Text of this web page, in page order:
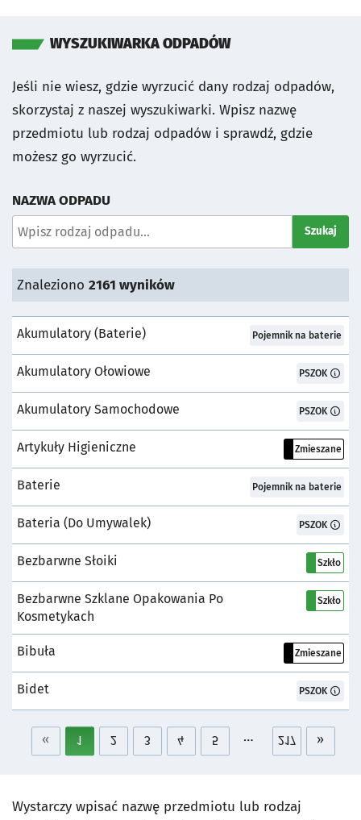
WYSZUKIWARKA ODPADÓW
Jeśli nie wiesz, gdzie wyrzucić dany rodzaj odpadów,
skorzystaj z naszej wyszukiwarki. Wpisz nazwę
przedmiotu lub rodzaj odpadów i sprawdź, gdzie
możesz go wyrzucić.
NAZWA ODPADU
Wyszukaj odpad:
Szukaj
Znaleziono 2161 wyników
Akumulatory (baterie) Pojemnik:
Pojemnik na baterie
Akumulatory Ołowiowe Pojemnik:
PSZOK
Akumulatory Samochodowe Pojemnik:
PSZOK
Artykuły Higieniczne Pojemnik:
Zmieszane
Baterie Pojemnik:
Pojemnik na baterie
Bateria (do Umywalek) Pojemnik:
PSZOK
Bezbarwne Słoiki Pojemnik:
Szkło
Bezbarwne Szklane Opakowania Po
Kosmetykach
Pojemnik:
Szkło
Bibuła Pojemnik:
Zmieszane
Bidet Pojemnik:
PSZOK
« 1 2 3 4 5 … 217 »
Wystarczy wpisać nazwę przedmiotu lub rodzaj